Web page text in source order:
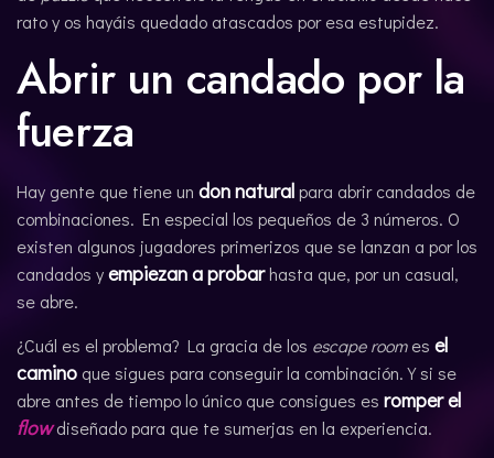
rato y os hayáis quedado atascados por esa estupidez.
Abrir un candado por la
fuerza
Hay gente que tiene un don naturalpara abrir candados de
combinaciones. En especial los pequeños de 3 números. O
existen algunos jugadores primerizos que se lanzan a por los
candados yempiezan a probarhasta que, por un casual,
se abre.
¿Cuál es el problema? La gracia de los escape roomes el
camino que sigues para conseguir la combinación. Y si se
abre antes de tiempo lo único que consigues es romper el
flowdiseñado para que te sumerjas en la experiencia.